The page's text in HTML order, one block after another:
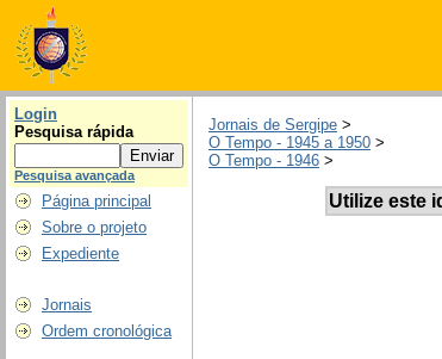
Login
Pesquisa rápida
Pesquisa avançada
Página principal
Sobre o projeto
Expediente
Jornais
Ordem cronológica
Jornais de Sergipe >
O Tempo - 1945 a 1950 >
O Tempo - 1946 >
Utilize este